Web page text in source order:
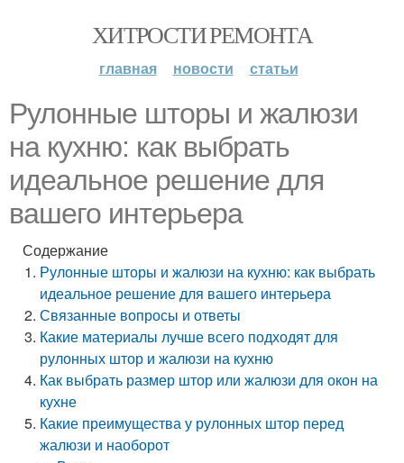
ХИТРОСТИ РЕМОНТА
главная новости статьи
Рулонные шторы и жалюзи
на кухню: как выбрать
идеальное решение для
вашего интерьера
Содержание
Рулонные шторы и жалюзи на кухню: как выбрать
идеальное решение для вашего интерьера
Связанные вопросы и ответы
Какие материалы лучше всего подходят для
рулонных штор и жалюзи на кухню
Как выбрать размер штор или жалюзи для окон на
кухне
Какие преимущества у рулонных штор перед
жалюзи и наоборот